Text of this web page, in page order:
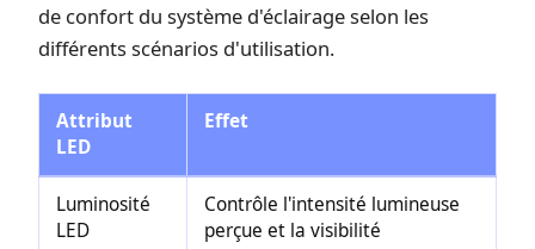
de confort du système d'éclairage selon les
différents scénarios d'utilisation.
Attribut
LED
Effet
Luminosité
LED
Contrôle l'intensité lumineuse
perçue et la visibilité